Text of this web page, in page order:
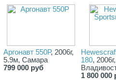
Аргонавт 550Р, 2006г,
5.9м, Самара
799 000 руб
180,
1 800 000